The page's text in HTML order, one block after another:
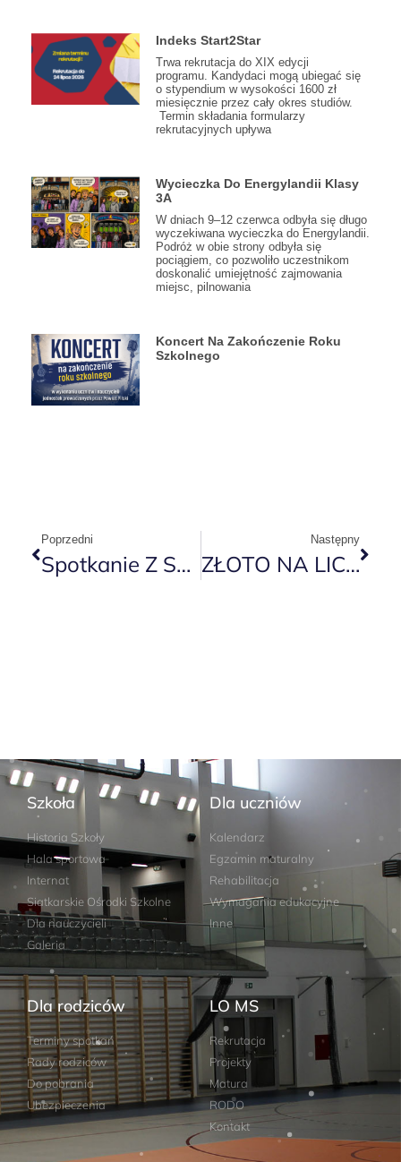
Indeks Start2Star
Trwa rekrutacja do XIX edycji
programu. Kandydaci mogą ubiegać się
o stypendium w wysokości 1600 zł
miesięcznie przez cały okres studiów.
Termin składania formularzy
rekrutacyjnych upływa
Wycieczka Do Energylandii Klasy
3A
W dniach 9–12 czerwca odbyła się długo
wyczekiwana wycieczka do Energylandii.
Podróż w obie strony odbyła się
pociągiem, co pozwoliło uczestnikom
doskonalić umiejętność zajmowania
miejsc, pilnowania
Koncert Na Zakończenie Roku
Szkolnego
Poprzedni
Spotkanie Z Synoptykami
Następny
ZŁOTO NA LICEALIADZIE
Szkoła
Historia Szkoły
Hala sportowa
Internat
Siatkarskie Ośrodki Szkolne
Dla nauczycieli
Galeria
Dla uczniów
Kalendarz
Egzamin maturalny
Rehabilitacja
Wymagania edukacyjne
Inne
Dla rodziców
Terminy spotkań
Rady rodziców
Do pobrania
Ubezpieczenia
LO MS
Rekrutacja
Projekty
Matura
RODO
Kontakt